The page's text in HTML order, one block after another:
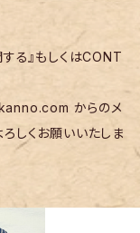
る』もしくはCONT
からのメ
しくお願いいたしま